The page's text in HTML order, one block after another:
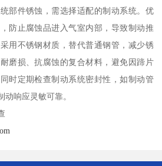
部件锈蚀，需选择适配的制动系统。优
防止腐蚀品进入气室内部，导致制动推
用不锈钢材质，替代普通钢管，减少锈
磨损、抗腐蚀的复合材料，避免因蹄片
时定期检查制动系统密封性，如制动管
响应灵敏可靠。​